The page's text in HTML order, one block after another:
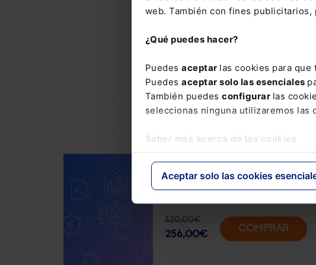
web. También con fines
¿Qué puedes hacer?
Puedes aceptar las cookies para que
Puedes aceptar solo las esenciales
También puedes configurar las
seleccionas ninguna utilizaremos las
Saber más acerca de las cookies
Aceptar solo las cookies
El Memento Fiscal lo
conjunto de nuestro
DERECHO FISCAL
Curso Fiscalidad de la
protocolo familiar (3
320,00€
256,00€
COMPRAR